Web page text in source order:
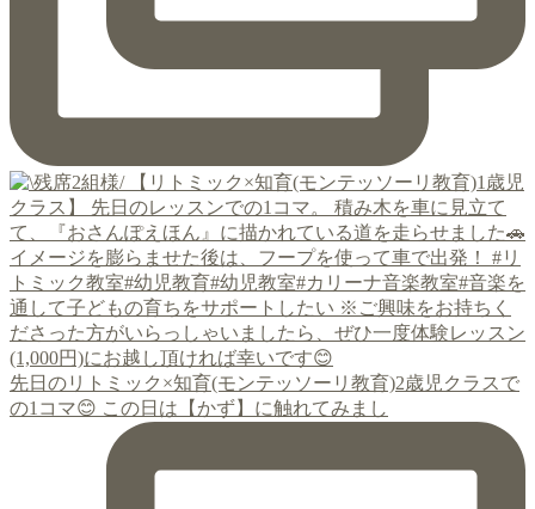
先日のリトミック×知育(モンテッソーリ教育)2歳児クラスで
の1コマ😊 この日は【かず】に触れてみまし